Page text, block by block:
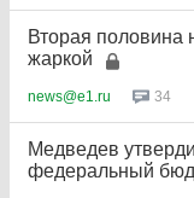
Вторая половина
жаркой
news@e1.ru 34
Медведев
федеральный